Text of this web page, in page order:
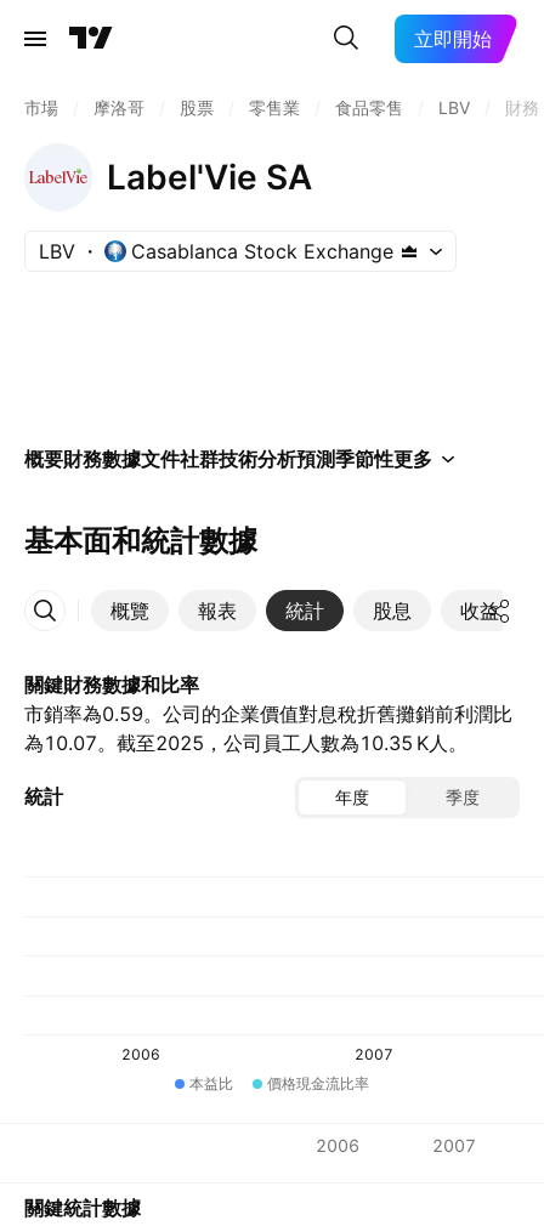
立即開始
市場 摩洛哥 股票 零售業 食品零售 LBV 財務
Label'Vie SA
LBV Casablanca Stock Exchange
概要財務數據文件社群技術分析預測季節性更多
基本面和統計數據
概覽 報表 統計 股息 收益
更多
關鍵財務數據和比率
市銷率為0.59。公司的企業價值對息稅折舊攤銷前利潤比
為10.07。截至2025，公司員工人數為‪10.35 K‬人。
統計 年度 季度
2006
2007
本益比
價格現金流比率
2006 2007
關鍵統計數據